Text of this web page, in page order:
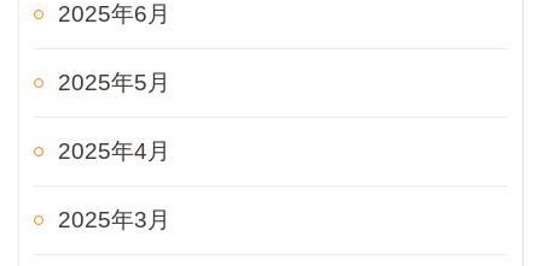
2025年6月
2025年5月
2025年4月
2025年3月